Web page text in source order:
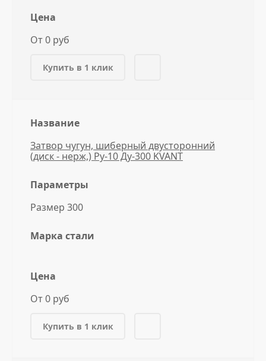
Цена
От 0 руб
Купить в 1 клик
Название
Затвор чугун, шиберный двусторонний
(диск - нерж,) Ру-10 Ду-300 KVANT
Параметры
Размер 300
Марка стали
Цена
От 0 руб
Купить в 1 клик